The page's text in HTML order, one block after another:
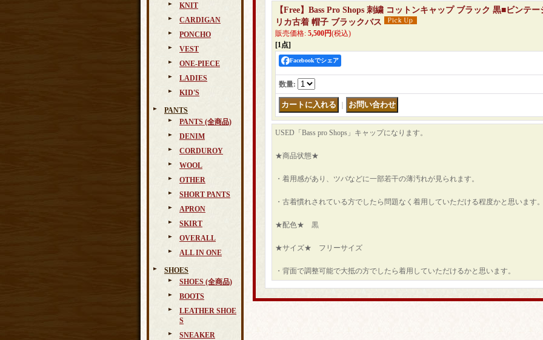
KNIT
CARDIGAN
PONCHO
VEST
ONE-PIECE
LADIES
KID'S
PANTS
PANTS (全商品)
DENIM
CORDUROY
WOOL
OTHER
SHORT PANTS
APRON
SKIRT
OVERALL
ALL IN ONE
SHOES
SHOES (全商品)
BOOTS
LEATHER SHOE
S
SNEAKER
【Free】Bass Pro Shops 刺繍 コットンキャップ ブラック 黒■ビンテ
リカ古着 帽子 ブラックバス
販売価格: 5,500円(税込)
[1点]
Facebookでシェア
数量:
USED「Bass pro Shops」キャップになります。
★商品状態★
・着用感があり、ツバなどに一部若干の薄汚れが見られます。
・古着慣れされている方でしたら問題なく着用していただける程度かと思います
★配色★ 黒
★サイズ★ フリーサイズ
・背面で調整可能で大抵の方でしたら着用していただけるかと思います。